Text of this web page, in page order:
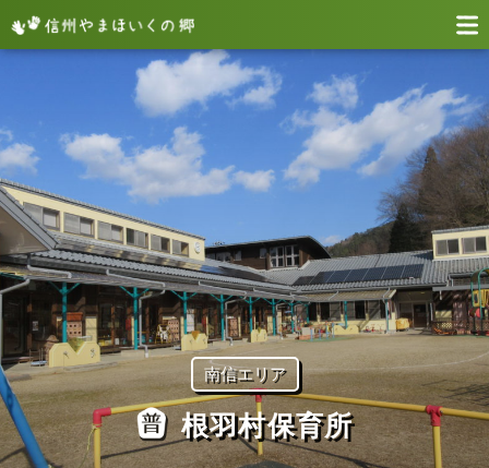
南信エリア
根羽村保育所